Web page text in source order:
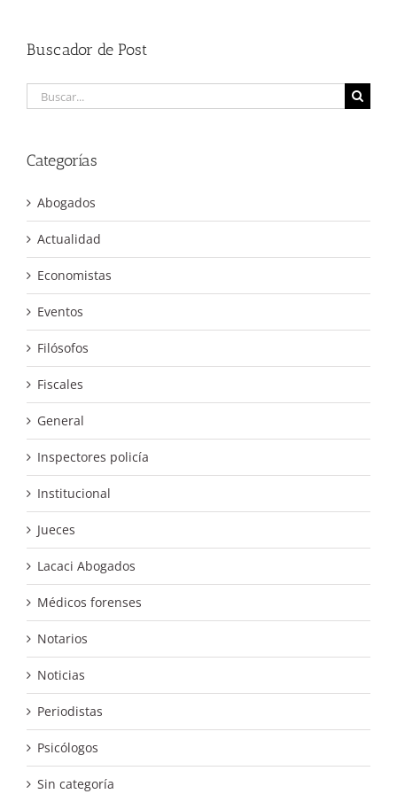
Buscador de Post
Buscar:
Categorías
Abogados
Actualidad
Economistas
Eventos
Filósofos
Fiscales
General
Inspectores policía
Institucional
Jueces
Lacaci Abogados
Médicos forenses
Notarios
Noticias
Periodistas
Psicólogos
Sin categoría